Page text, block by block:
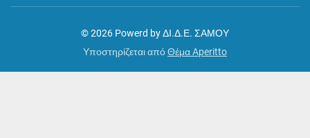
© 2026 Powerd by ΔΙ.Δ.Ε. ΣΑΜΟΥ
Υποστηρίζεται απόΘέμα Aperitto